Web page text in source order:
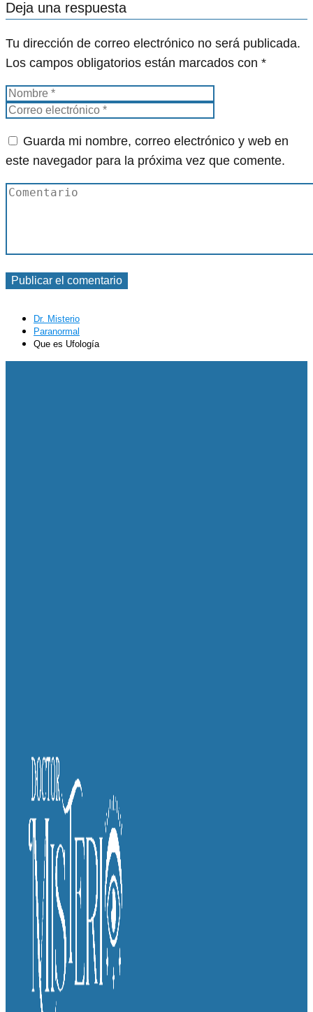
Deja una respuesta
Tu dirección de correo electrónico no será publicada.
Los campos obligatorios están marcados con *
Guarda mi nombre, correo electrónico y web en
este navegador para la próxima vez que comente.
Dr. Misterio
Paranormal
Que es Ufología